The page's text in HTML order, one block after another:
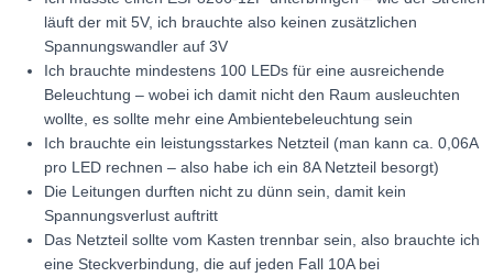
läuft der mit 5V, ich brauchte also keinen zusätzlichen
Spannungswandler auf 3V
Ich brauchte mindestens 100 LEDs für eine ausreichende
Beleuchtung – wobei ich damit nicht den Raum ausleuchten
wollte, es sollte mehr eine Ambientebeleuchtung sein
Ich brauchte ein leistungsstarkes Netzteil (man kann ca. 0,06A
pro LED rechnen – also habe ich ein 8A Netzteil besorgt)
Die Leitungen durften nicht zu dünn sein, damit kein
Spannungsverlust auftritt
Das Netzteil sollte vom Kasten trennbar sein, also brauchte ich
eine Steckverbindung, die auf jeden Fall 10A bei